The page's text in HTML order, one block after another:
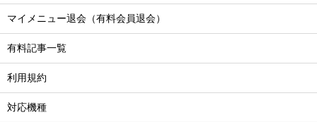
マイメニュー退会（有料会員退会）
有料記事一覧
利用規約
対応機種